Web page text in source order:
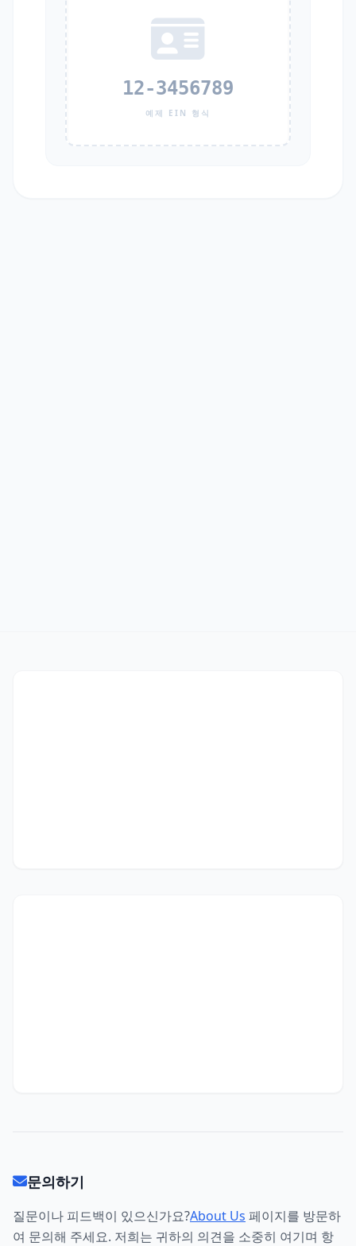
12-3456789
예제 EIN 형식
문의하기
질문이나 피드백이 있으신가요?About Us 페이지를 방문하
여 문의해 주세요. 저희는 귀하의 의견을 소중히 여기며 항